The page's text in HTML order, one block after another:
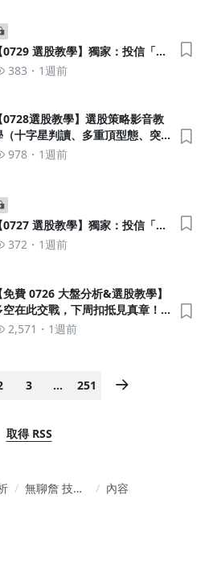
0729 選股教學】獨家：投信「認
+ 棄養」雙策略選股
383 1週前
0728選股教學】選股策略影音教
（十字星判讀、多重頂型態、突
的差別）
978 1週前
【0727 選股教學】獨家：投信「認
+ 棄養」雙策略選股
372 1週前
免費 0726 大盤分析&選股教學】
空在此交戰，下周扣抵見真章！
空方型態教學、交易觀念解說）
2,571 1週前
3 … 251
取得 RSS
無聊詹 技籌
內容
待播放的清單